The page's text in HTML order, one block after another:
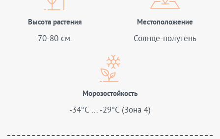
Высота растения
70-80 см.
Местоположение
Солнце-полутень
Морозостойкость
-34°C ... -29°C (Зона 4)